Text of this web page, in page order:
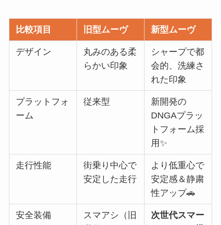
比較項目 旧型ムーヴ 新型ムーヴ
デザイン
丸みのある柔
らかい印象
シャープで都
会的、洗練さ
れた印象
プラットフォ
ーム
従来型
新開発の
DNGAプラッ
トフォーム採
用✨
走行性能
街乗り中心で
安定した走行
より低重心で
安定感＆静粛
性アップ🚗
安全装備
スマアシ（旧
次世代スマー